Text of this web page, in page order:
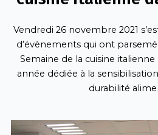
Vendredi 26 novembre 2021
d’évènements qui ont
Semaine de la cuisine
année dédiée à la
durabilité